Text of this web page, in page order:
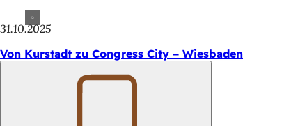
31.10.2025
Von Kurstadt zu Congress City – Wiesbaden